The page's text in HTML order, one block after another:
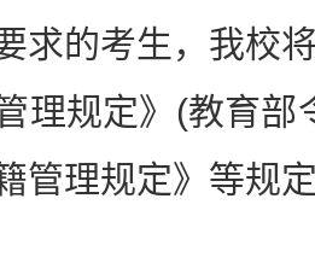
求的考生，我校
理规定》(教育部
管理规定》等规